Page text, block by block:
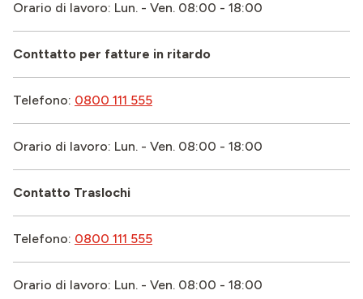
Orario di lavoro: Lun. - Ven. 08:00 - 18:00
Conttatto per fatture in ritardo
Telefono: 0800 111 555
Orario di lavoro: Lun. - Ven. 08:00 - 18:00
Contatto Traslochi
Telefono: 0800 111 555
Orario di lavoro: Lun. - Ven. 08:00 - 18:00